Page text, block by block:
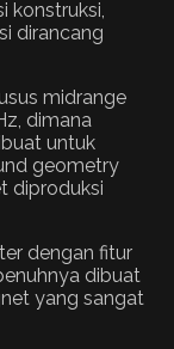
konstruksi,
dirancang
midrange
dimana
untuk
geometry
diproduksi
dengan fitur
dibuat
yang sangat